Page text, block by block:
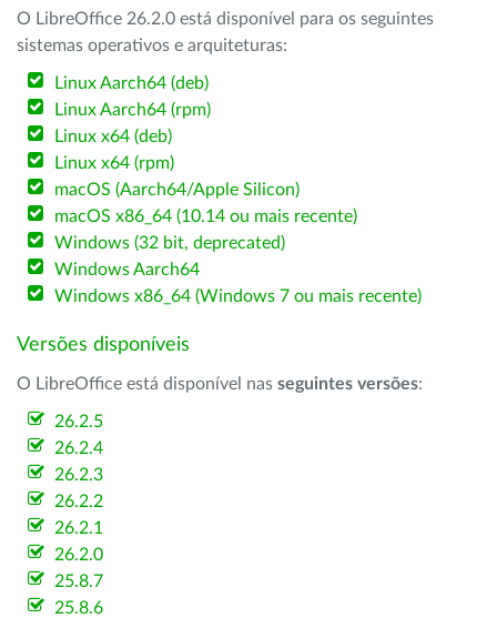
O LibreOffice 26.2.0 está disponível para os seguintes
sistemas operativos e arquiteturas:
Linux Aarch64 (deb)
Linux Aarch64 (rpm)
Linux x64 (deb)
Linux x64 (rpm)
macOS (Aarch64/Apple Silicon)
macOS x86_64 (10.14 ou mais recente)
Windows (32 bit, deprecated)
Windows Aarch64
Windows x86_64 (Windows 7 ou mais recente)
Versões disponíveis
O LibreOffice está disponível nas seguintes versões:
26.2.5
26.2.4
26.2.3
26.2.2
26.2.1
26.2.0
25.8.7
25.8.6